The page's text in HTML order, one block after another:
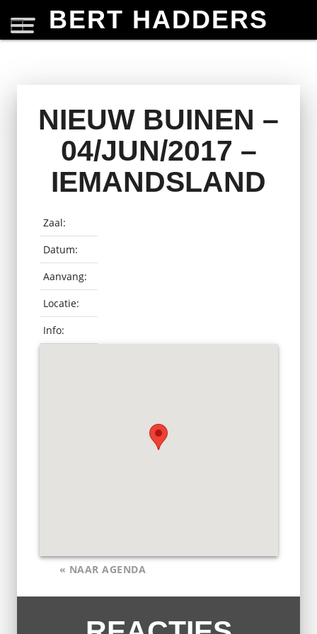
BERT HADDERS
NIEUW BUINEN –
04/JUN/2017 –
IEMANDSLAND
Zaal:
Datum:
Aanvang:
Locatie:
Info:
« NAAR AGENDA